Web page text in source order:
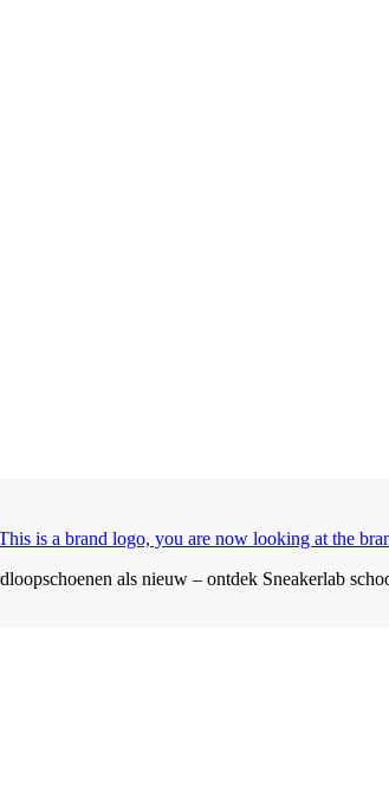
is a brand logo, you are now looking at the
als nieuw – ontdek Sneakerlab